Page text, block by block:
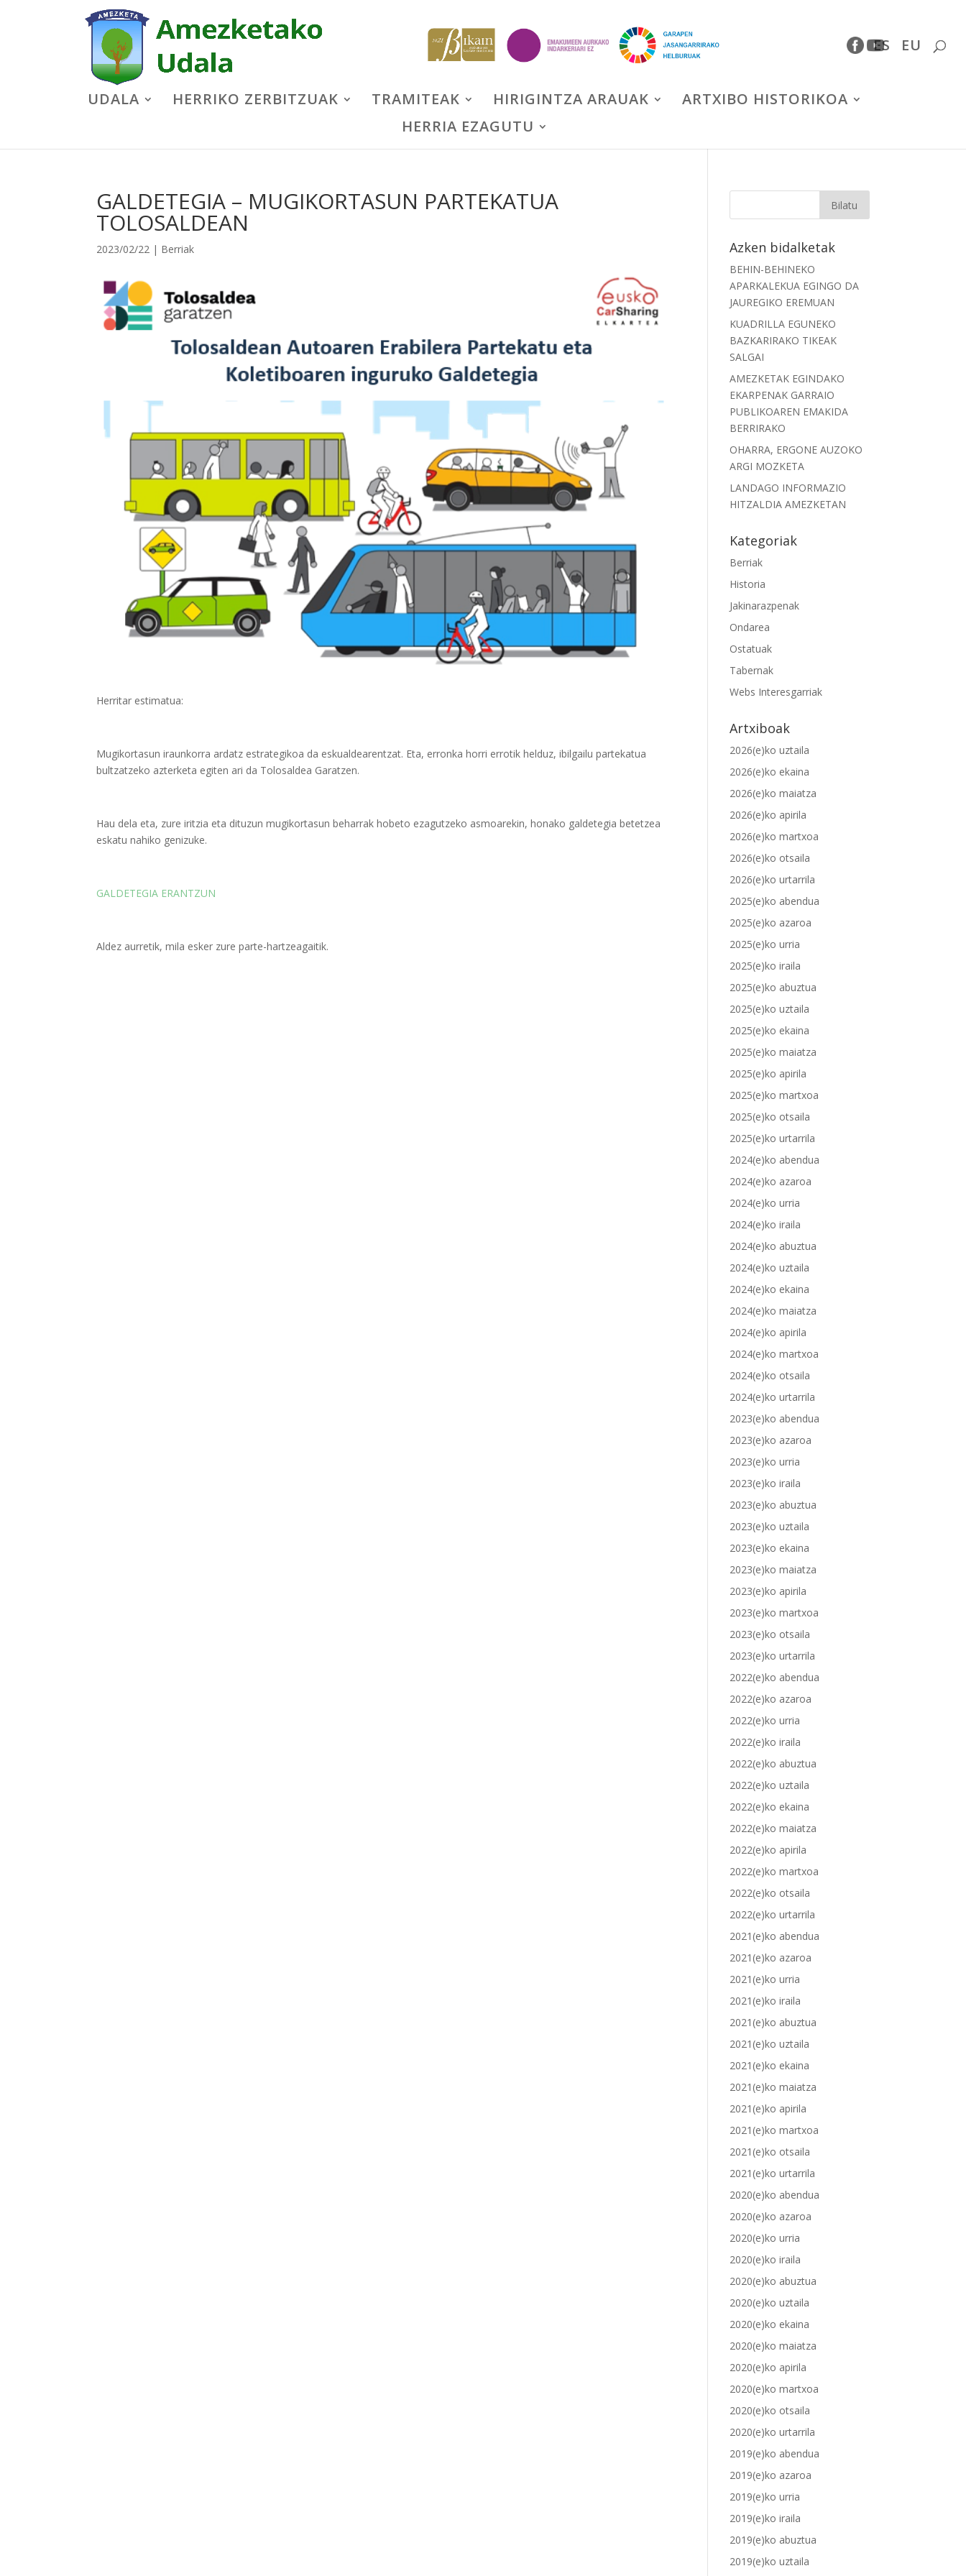
UDALA HERRIKO ZERBITZUAK TRAMITEAK HIRIGINTZA ARAUAK
ARTXIBO HISTORIKOA
HERRIA EZAGUTU
EU
ES
GALDETEGIA – MUGIKORTASUN PARTEKATUA
TOLOSALDEAN
2023/02/22 | Berriak
Herritar estimatua:
Mugikortasun iraunkorra ardatz estrategikoa da eskualdearentzat. Eta, erronka horri errotik helduz, ibilgailu partekatua
bultzatzeko azterketa egiten ari da Tolosaldea Garatzen.
Hau dela eta, zure iritzia eta dituzun mugikortasun beharrak hobeto ezagutzeko asmoarekin, honako galdetegia betetzea
eskatu nahiko genizuke.
GALDETEGIA ERANTZUN
Aldez aurretik, mila esker zure parte-hartzeagaitik.
Azken bidalketak
BEHIN-BEHINEKO
APARKALEKUA EGINGO DA
JAUREGIKO EREMUAN
KUADRILLA EGUNEKO
BAZKARIRAKO TIKEAK
SALGAI
AMEZKETAK EGINDAKO
EKARPENAK GARRAIO
PUBLIKOAREN EMAKIDA
BERRIRAKO
OHARRA, ERGONE AUZOKO
ARGI MOZKETA
LANDAGO INFORMAZIO
HITZALDIA AMEZKETAN
Kategoriak
Berriak
Historia
Jakinarazpenak
Ondarea
Ostatuak
Tabernak
Webs Interesgarriak
Artxiboak
2026(e)ko uztaila
2026(e)ko ekaina
2026(e)ko maiatza
2026(e)ko apirila
2026(e)ko martxoa
2026(e)ko otsaila
2026(e)ko urtarrila
2025(e)ko abendua
2025(e)ko azaroa
2025(e)ko urria
2025(e)ko iraila
2025(e)ko abuztua
2025(e)ko uztaila
2025(e)ko ekaina
2025(e)ko maiatza
2025(e)ko apirila
2025(e)ko martxoa
2025(e)ko otsaila
2025(e)ko urtarrila
2024(e)ko abendua
2024(e)ko azaroa
2024(e)ko urria
2024(e)ko iraila
2024(e)ko abuztua
2024(e)ko uztaila
2024(e)ko ekaina
2024(e)ko maiatza
2024(e)ko apirila
2024(e)ko martxoa
2024(e)ko otsaila
2024(e)ko urtarrila
2023(e)ko abendua
2023(e)ko azaroa
2023(e)ko urria
2023(e)ko iraila
2023(e)ko abuztua
2023(e)ko uztaila
2023(e)ko ekaina
2023(e)ko maiatza
2023(e)ko apirila
2023(e)ko martxoa
2023(e)ko otsaila
2023(e)ko urtarrila
2022(e)ko abendua
2022(e)ko azaroa
2022(e)ko urria
2022(e)ko iraila
2022(e)ko abuztua
2022(e)ko uztaila
2022(e)ko ekaina
2022(e)ko maiatza
2022(e)ko apirila
2022(e)ko martxoa
2022(e)ko otsaila
2022(e)ko urtarrila
2021(e)ko abendua
2021(e)ko azaroa
2021(e)ko urria
2021(e)ko iraila
2021(e)ko abuztua
2021(e)ko uztaila
2021(e)ko ekaina
2021(e)ko maiatza
2021(e)ko apirila
2021(e)ko martxoa
2021(e)ko otsaila
2021(e)ko urtarrila
2020(e)ko abendua
2020(e)ko azaroa
2020(e)ko urria
2020(e)ko iraila
2020(e)ko abuztua
2020(e)ko uztaila
2020(e)ko ekaina
2020(e)ko maiatza
2020(e)ko apirila
2020(e)ko martxoa
2020(e)ko otsaila
2020(e)ko urtarrila
2019(e)ko abendua
2019(e)ko azaroa
2019(e)ko urria
2019(e)ko iraila
2019(e)ko abuztua
2019(e)ko uztaila